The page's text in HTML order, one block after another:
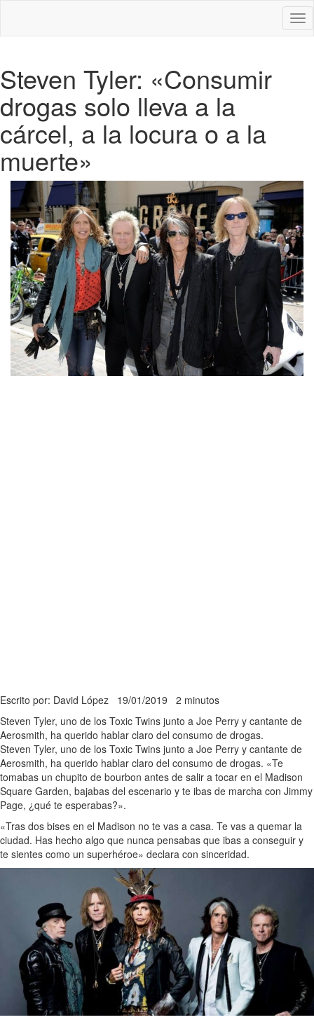
Steven Tyler: «Consumir
drogas solo lleva a la
cárcel, a la locura o a la
muerte»
Escrito por: David López 19/01/2019 2 minutos
Steven Tyler, uno de los Toxic Twins junto a Joe Perry y cantante de
Aerosmith, ha querido hablar claro del consumo de drogas.
Steven Tyler, uno de los Toxic Twins junto a Joe Perry y cantante de
Aerosmith, ha querido hablar claro del consumo de drogas. «Te
tomabas un chupito de bourbon antes de salir a tocar en el Madison
Square Garden, bajabas del escenario y te ibas de marcha con Jimmy
Page, ¿qué te esperabas?».
«Tras dos bises en el Madison no te vas a casa. Te vas a quemar la
ciudad. Has hecho algo que nunca pensabas que ibas a conseguir y
te sientes como un superhéroe» declara con sinceridad.